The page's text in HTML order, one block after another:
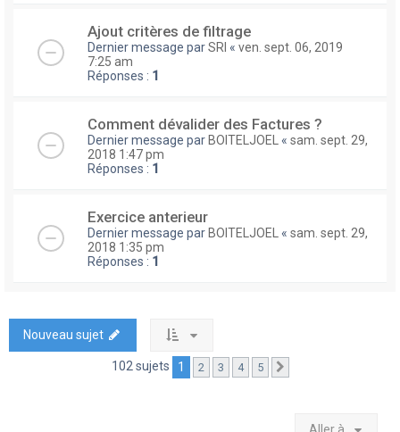
Ajout critères de filtrage
Dernier message parSRI « ven. sept. 06, 2019
7:25 am
Réponses : 1
Comment dévalider des Factures ?
Dernier message par BOITELJOEL « sam. sept. 29,
2018 1:47 pm
Réponses : 1
Exercice anterieur
Dernier message par BOITELJOEL « sam. sept. 29,
2018 1:35 pm
Réponses : 1
Nouveau sujet
102 sujets 1 2 3 4 5